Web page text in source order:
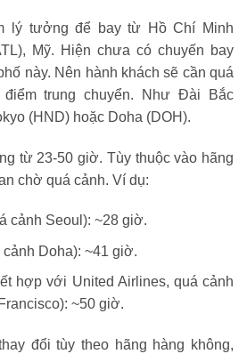
lý tưởng để bay từ Hồ Chí Minh
Mỹ. Hiện chưa có chuyến bay
này. Nên hành khách sẽ cần quá
trung chuyển. Như Đài Bắc
(HND) hoặc Doha (DOH).
từ 23-50 giờ. Tùy thuộc vào hãng
chờ quá cảnh. Ví dụ:
cảnh Seoul): ~28 giờ.
Doha): ~41 giờ.
hợp với United Airlines, quá cảnh
~50 giờ.
đổi tùy theo hãng hàng không,